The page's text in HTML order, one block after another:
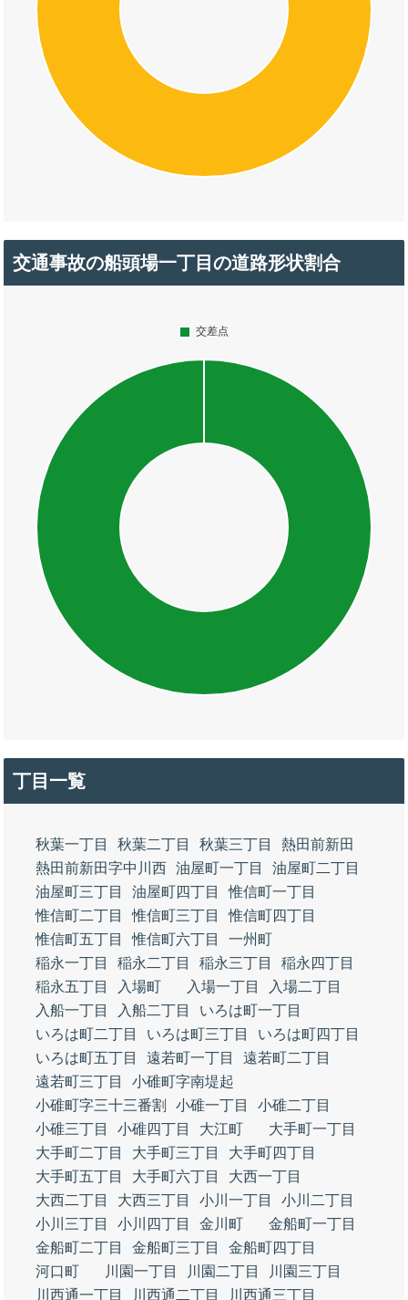
交通事故の船頭場一丁目の道路形状割合
丁目一覧
秋葉一丁目 秋葉二丁目 秋葉三丁目
熱田前新田
熱田前新田字中川西 油屋町一丁目
油屋町二丁目
油屋町三丁目
油屋町四丁目
惟信町一丁目
惟信町二丁目
惟信町三丁目
惟信町四丁目
惟信町五丁目
惟信町六丁目
一州町
稲永一丁目
稲永二丁目 稲永三丁目
稲永四丁目
稲永五丁目
入場町 入場一丁目
入場二丁目
入船一丁目
入船二丁目
いろは町一丁目
いろは町二丁目
いろは町三丁目
いろは町四丁目
いろは町五丁目
遠若町一丁目
遠若町二丁目
遠若町三丁目
小碓町字南堤起
小碓町字三十三番割
小碓一丁目
小碓二丁目
小碓三丁目
小碓四丁目 大江町
大手町一丁目
大手町二丁目
大手町三丁目
大手町四丁目
大手町五丁目
大手町六丁目
大西一丁目
大西二丁目
大西三丁目 小川一丁目
小川二丁目
小川三丁目
小川四丁目 金川町
金船町一丁目
金船町二丁目
金船町三丁目
金船町四丁目
河口町
川園一丁目 川園二丁目
川園三丁目
川西通一丁目
川西通二丁目 川西通三丁目